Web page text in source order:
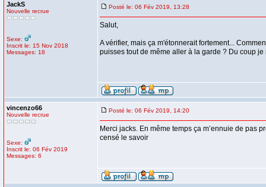
JackS
Nouvelle recrue
Sexe:
Inscrit le: 15 Nov 2018
Messages: 18
Posté le: 06 Fév 2019, 13:28
Salut,
A vérifier, mais ça m'étonnerait fortement...
puisses tout de même aller à la garde ? Du coup je
vincenzo66
Nouvelle recrue
Sexe:
Inscrit le: 06 Fév 2019
Messages: 6
Posté le: 06 Fév 2019, 14:20
Merci jacks. En même temps ça m’ennuie de pas
censé le savoir